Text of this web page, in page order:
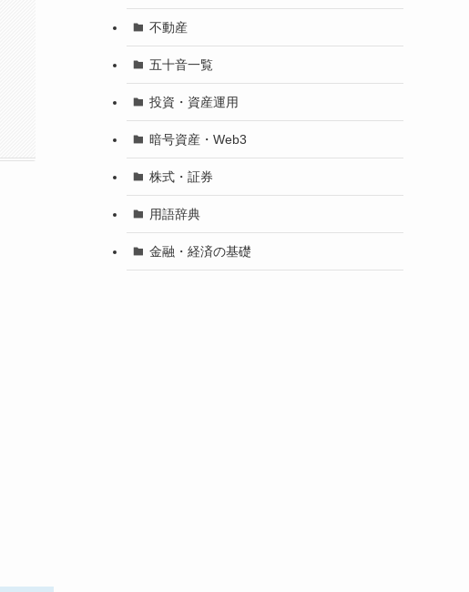
不動産
五十音一覧
投資・資産運用
暗号資産・Web3
株式・証券
用語辞典
金融・経済の基礎